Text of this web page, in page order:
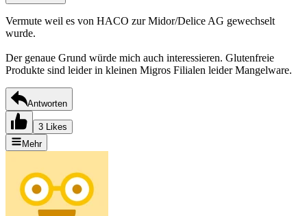
Vermute weil es von HACO zur Midor/Delice AG gewechselt
wurde.
Der genaue Grund würde mich auch interessieren. Glutenfreie
Produkte sind leider in kleinen Migros Filialen leider Mangelware.
Antworten
3 Likes
Mehr